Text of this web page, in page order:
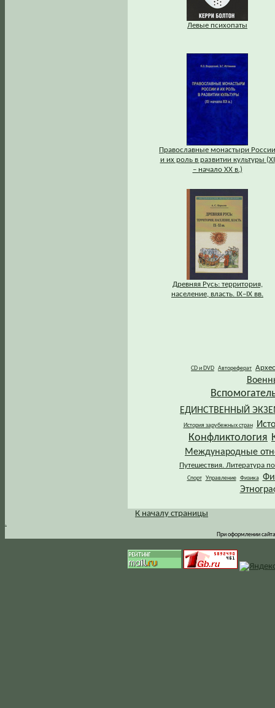
Левые психопаты
Православные монастыри России
и их роль в развитии культуры (XI
– начало XX в.)
Древняя Русь: территория,
население, власть. IХ–IХ вв.
CD и DVD Автореферат
ЕДИНСТВЕННЫЙ
История зарубежных стран
Конфликтология
Международные
Путешествия. Литература
Спорт Управление Физика
.
К началу страницы
При оформлении